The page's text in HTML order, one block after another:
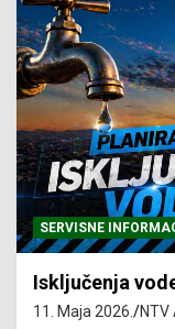
SERVISNE
Isključenja
11. Maja 2026. NTV